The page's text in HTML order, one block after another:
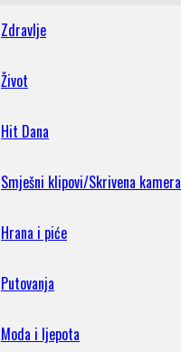
Zdravlje
Život
Hit Dana
Smješni klipovi/Skrivena kamera
Hrana i piće
Putovanja
Moda i ljepota